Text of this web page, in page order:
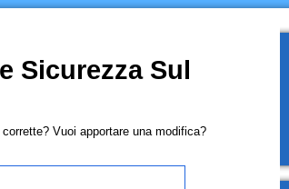
Sicurezza Sul
Vuoi apportare una modifica?